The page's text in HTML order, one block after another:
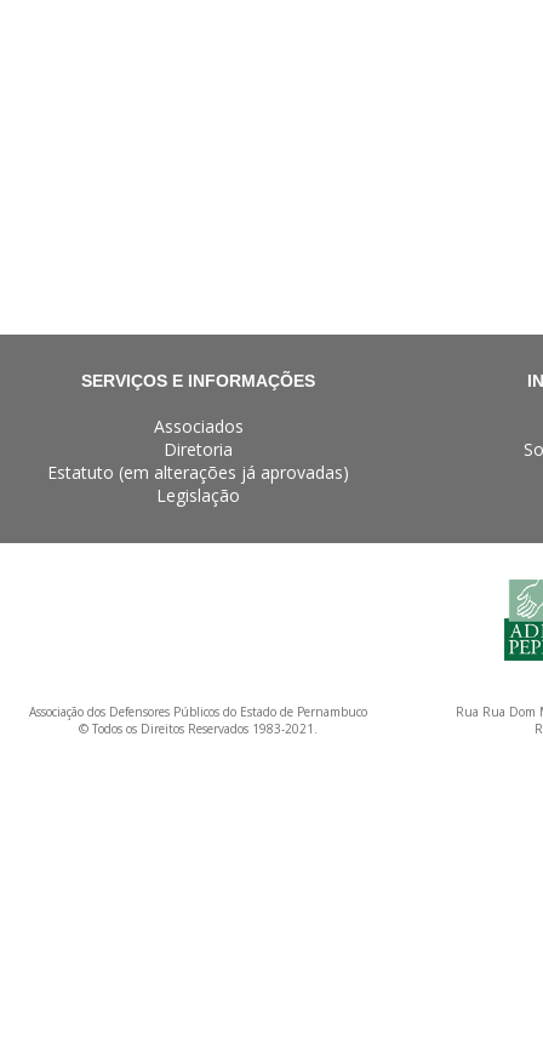
SERVIÇOS E INFORMAÇÕES
Associados
Diretoria
Estatuto (em alterações já aprovadas)
Legislação
Associação dos Defensores Públicos do Estado de Pernambuco
© Todos os Direitos Reservados 1983-2021.
Rua Rua Dom